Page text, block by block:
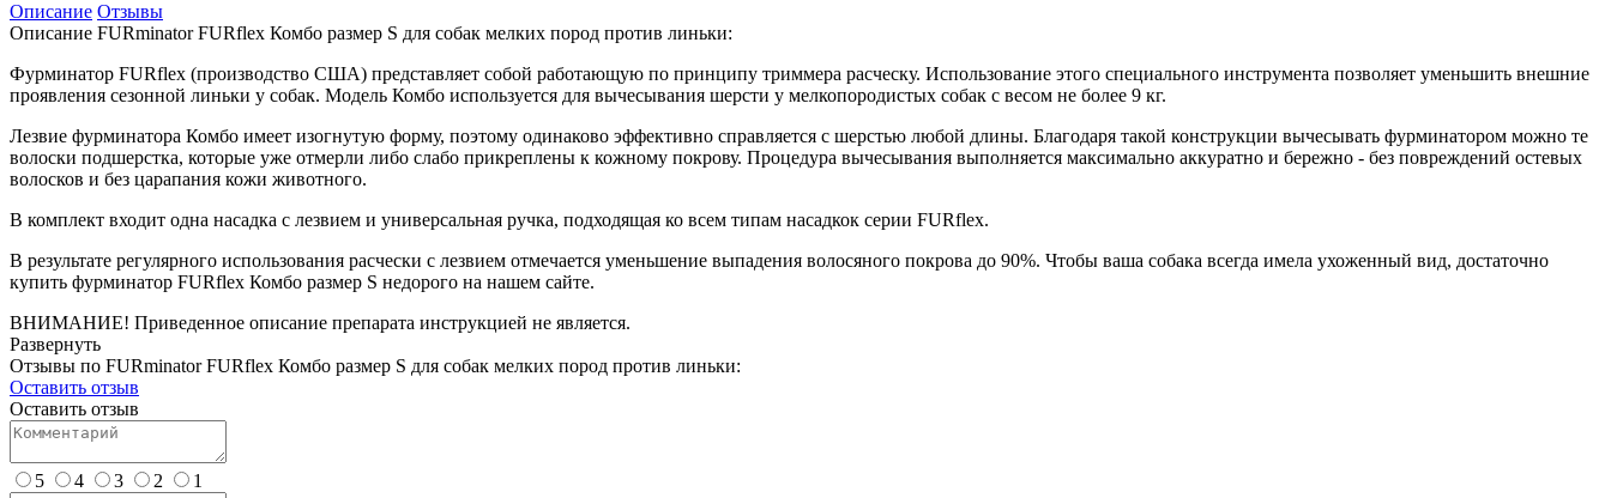
Описание Отзывы
Описание FURminator FURflex Комбо размер S для собак мелких пород против линьки:
Фурминатор FURflex (производство США) представляет собой работающую по принципу триммера расческу. Использование этого специального инструмента позволяет уменьшить внешние
проявления сезонной линьки у собак. Модель Комбо используется для вычесывания шерсти у мелкопородистых собак с весом не более 9 кг.
Лезвие фурминатора Комбо имеет изогнутую форму, поэтому одинаково эффективно справляется с шерстью любой длины. Благодаря такой конструкции вычесывать фурминатором можно те
волоски подшерстка, которые уже отмерли либо слабо прикреплены к кожному покрову. Процедура вычесывания выполняется максимально аккуратно и бережно - без повреждений остевых
волосков и без царапания кожи животного.
В комплект входит одна насадка с лезвием и универсальная ручка, подходящая ко всем типам насадкок серии FURflex.
В результате регулярного использования расчески с лезвием отмечается уменьшение выпадения волосяного покрова до 90%. Чтобы ваша собака всегда имела ухоженный вид, достаточно
купить фурминатор FURflex Комбо размер S недорого на нашем сайте.
ВНИМАНИЕ! Приведенное описание препарата инструкцией не является.
Развернуть
Отзывы по FURminator FURflex Комбо размер S для собак мелких пород против линьки:
Оставить отзыв
Оставить отзыв
5 4 3 2 1